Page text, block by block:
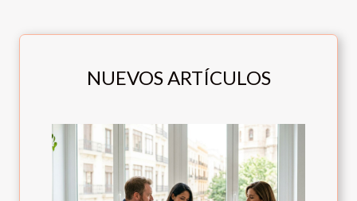
NUEVOS ARTÍCULOS